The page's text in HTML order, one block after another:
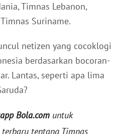
Timnas Lebanon,
Suriname.
netizen yang cocoklogi
berdasarkan bocoran-
Lantas, seperti apa lima
Bola.com untuk
tentang Timnas